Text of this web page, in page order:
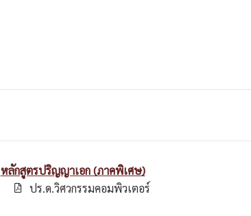
หลักสูตรปริญญาเอก (ภาคพิเศษ)
ปร.ด.วิศวกรรมคอมพิวเตอร์